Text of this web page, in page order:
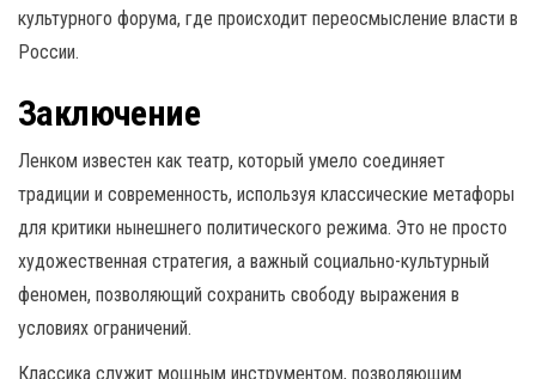
культурного форума, где происходит переосмысление власти в
России.
Заключение
Ленком известен как театр, который умело соединяет
традиции и современность, используя классические метафоры
для критики нынешнего политического режима. Это не просто
художественная стратегия, а важный социально-культурный
феномен, позволяющий сохранить свободу выражения в
условиях ограничений.
Классика служит мощным инструментом, позволяющим